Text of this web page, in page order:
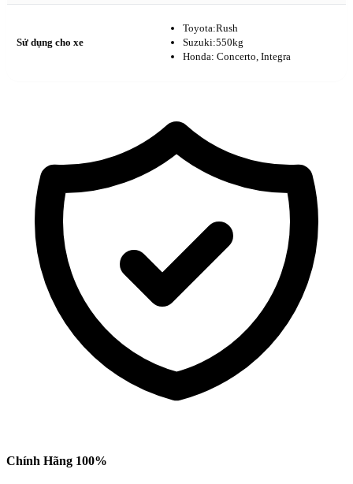
Sử dụng cho xe
Toyota:Rush
Suzuki:550kg
Honda: Concerto, Integra
Chính Hãng 100%